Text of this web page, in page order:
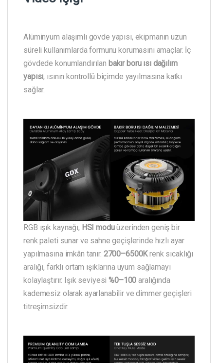
Alüminyum alaşımlı gövde yapısı, ekipmanın uzun
süreli kullanımlarda formunu korumasını amaçlar. İç
gövdede konumlandırılan bakır boru ısı dağılım
yapısı, ısının kontrollü biçimde yayılmasına katkı
sağlar.
RGB ışık kaynağı, HSI moduüzerinden geniş bir
renk paleti sunar ve sahne geçişlerinde hızlı ayar
yapılmasına imkân tanır. 2700–6500Krenk sıcaklığı
aralığı, farklı ortam ışıklarına uyum sağlamayı
kolaylaştırır. Işık seviyesi%0–100 aralığında
kademesiz olarak ayarlanabilir ve dimmer geçişleri
titreşimsizdir.